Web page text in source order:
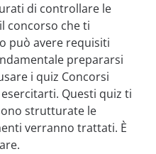
di controllare le
concorso che ti
può avere requisiti
prepararsi
i quiz Concorsi
Questi quiz ti
strutturate le
verranno trattati. È